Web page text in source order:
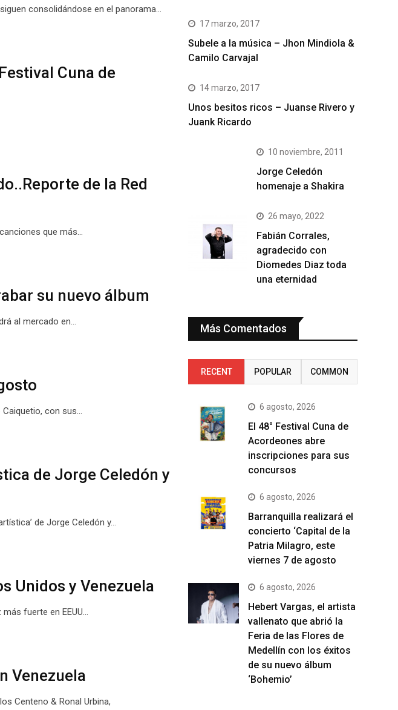
consolidándose en el panorama…
Cuna de
de la Red
que más…
su nuevo álbum
al mercado en…
Caiquetio, con sus…
de Jorge Celedón y
de Jorge Celedón y…
Unidos y Venezuela
fuerte en EEUU…
Venezuela
Centeno & Ronal Urbina,
17 marzo, 2017
Subele a la música – Jhon Mindiola &
Camilo Carvajal
14 marzo, 2017
Unos besitos ricos – Juanse Rivero y
Juank Ricardo
10 noviembre, 2011
Jorge Celedón
homenaje a Shakira
26 mayo, 2022
Fabián Corrales,
agradecido con
Diomedes Diaz toda
una eternidad
Más Comentados
RECENT POPULAR COMMON
6 agosto, 2026
El 48° Festival Cuna de
Acordeones abre
inscripciones para sus
concursos
6 agosto, 2026
Barranquilla realizará el
concierto ‘Capital de la
Patria Milagro, este
viernes 7 de agosto
6 agosto, 2026
Hebert Vargas, el artista
vallenato que abrió la
Feria de las Flores de
Medellín con los éxitos
de su nuevo álbum
‘Bohemio’